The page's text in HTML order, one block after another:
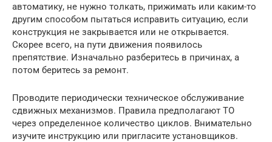
автоматику, не нужно толкать, прижимать или каким-то
другим способом пытаться исправить ситуацию, если
конструкция не закрывается или не открывается.
Скорее всего, на пути движения появилось
препятствие. Изначально разберитесь в причинах, а
потом беритесь за ремонт.
Проводите периодически техническое обслуживание
сдвижных механизмов. Правила предполагают ТО
через определенное количество циклов. Внимательно
изучите инструкцию или пригласите установщиков.